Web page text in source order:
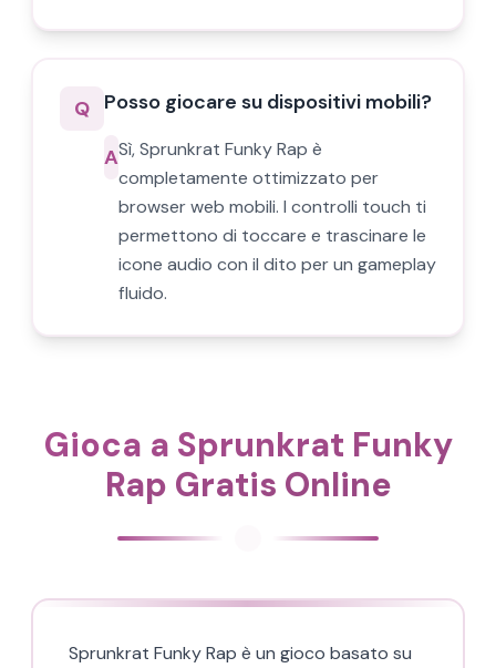
Q Posso giocare su dispositivi mobili?
ASì, Sprunkrat Funky Rap è
completamente ottimizzato per
browser web mobili. I controlli touch ti
permettono di toccare e trascinare le
icone audio con il dito per un gameplay
fluido.
Gioca a Sprunkrat Funky
Rap Gratis Online
Sprunkrat Funky Rap è un gioco basato su